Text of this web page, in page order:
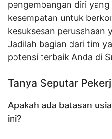
pengembangan diri
kesempatan untuk
kesuksesan perusahaan
Jadilah bagian dari tim
potensi terbaik Anda di
Tanya Seputar
Apakah ada batasan
ini?